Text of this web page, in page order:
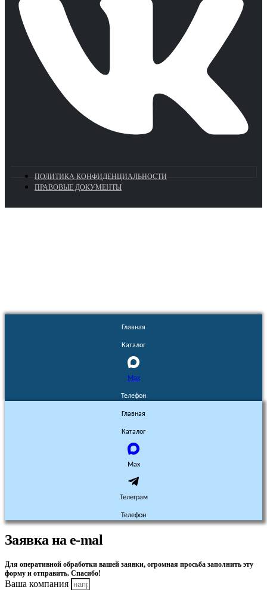
ПОЛИТИКА КОНФИДЕНЦИАЛЬНОСТИ
ПРАВОВЫЕ ДОКУМЕНТЫ
Главная
Каталог
Max
Телефон
Главная
Каталог
Max
Телеграм
Телефон
Заявка на e-mal
Для оперативной обработки вашей заявки, огромная просьба заполнить эту
форму и отправить. Спасибо!
Ваша компания